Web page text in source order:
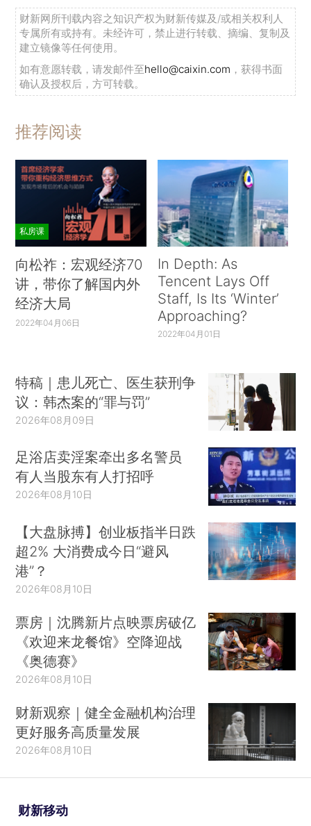
财新网所刊载内容之知识产权为财新传媒及/或相关权利人
专属所有或持有。未经许可，禁止进行转载、摘编、复制及
建立镜像等任何使用。
如有意愿转载，请发邮件至hello@caixin.com ，获得书面
确认及授权后，方可转载。
推荐阅读
私房课
向松祚：宏观经济70
讲，带你了解国内外
经济大局
2022年04月06日
In Depth: As
Tencent Lays Off
Staff, Is Its ‘Winter’
Approaching?
2022年04月01日
特稿｜患儿死亡、医生获刑争
议：韩杰案的“罪与罚”
2026年08月09日
足浴店卖淫案牵出多名警员
有人当股东有人打招呼
2026年08月10日
【大盘脉搏】创业板指半日跌
超2% 大消费成今日“避风
港”？
2026年08月10日
票房｜沈腾新片点映票房破亿
《欢迎来龙餐馆》空降迎战
《奥德赛》
2026年08月10日
财新观察｜健全金融机构治理
更好服务高质量发展
2026年08月10日
财新移动